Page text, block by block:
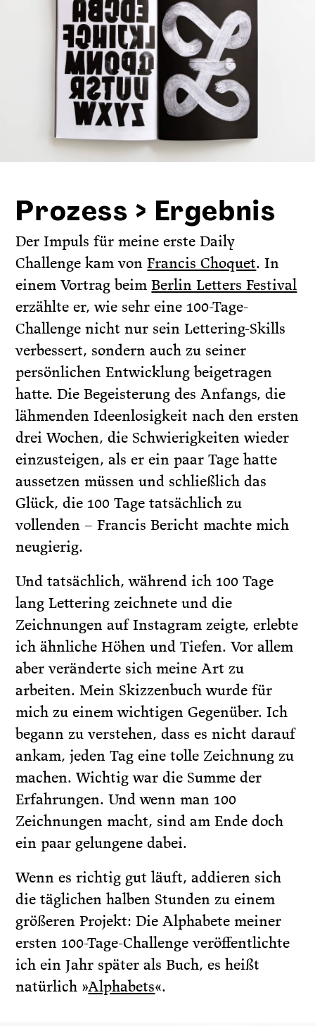
Prozess > Ergebnis
Der Impuls für meine erste Daily
Challenge kam vonFrancis Choquet. In
einem Vortrag beimBerlin Letters Festival
erzählte er, wie sehr eine 100-Tage-
Challenge nicht nur sein Lettering-Skills
verbessert, sondern auch zu seiner
persönlichen Entwicklung beigetragen
hatte. Die Begeisterung des Anfangs, die
lähmenden Ideenlosigkeit nach den ersten
drei Wochen, die Schwierigkeiten wieder
einzusteigen, als er ein paar Tage hatte
aussetzen müssen und schließlich das
Glück, die 100 Tage tatsächlich zu
vollenden – Francis Bericht machte mich
neugierig.
Und tatsächlich, während ich 100 Tage
lang Lettering zeichnete und die
Zeichnungen auf Instagram zeigte, erlebte
ich ähnliche Höhen und Tiefen. Vor allem
aber veränderte sich meine Art zu
arbeiten. Mein Skizzenbuch wurde für
mich zu einem wichtigen Gegenüber. Ich
begann zu verstehen, dass es nicht darauf
ankam, jeden Tag eine tolle Zeichnung zu
machen. Wichtig war die Summe der
Erfahrungen. Und wenn man 100
Zeichnungen macht, sind am Ende doch
ein paar gelungene dabei.
Wenn es richtig gut läuft, addieren sich
die täglichen halben Stunden zu einem
größeren Projekt: Die Alphabete meiner
ersten 100-Tage-Challenge veröffentlichte
ich ein Jahr später als Buch, es heißt
natürlich »Alphabets«.